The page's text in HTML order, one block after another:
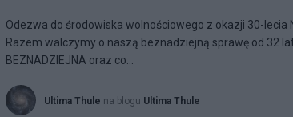
Odezwa do środowiska wolnościowego z okazji 30-lecia
Razem walczymy o naszą beznadziejną sprawę od 32
BEZNADZIEJNA oraz co...
Ultima Thule na blogu Ultima Thule